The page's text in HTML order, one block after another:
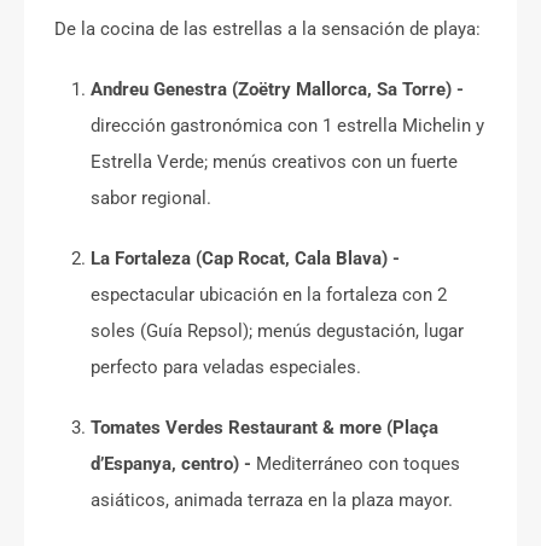
De la cocina de las estrellas a la sensación de playa:
Andreu Genestra (Zoëtry Mallorca, Sa Torre) -
dirección gastronómica con 1 estrella Michelin y
Estrella Verde; menús creativos con un fuerte
sabor regional.
La Fortaleza (Cap Rocat, Cala Blava) -
espectacular ubicación en la fortaleza con 2
soles (Guía Repsol); menús degustación, lugar
perfecto para veladas especiales.
Tomates Verdes Restaurant & more (Plaça
d’Espanya, centro) - Mediterráneo con toques
asiáticos, animada terraza en la plaza mayor.